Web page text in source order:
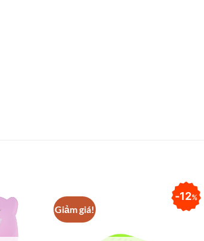
Add to
wishlist
Giảm giá!
12%
Add to